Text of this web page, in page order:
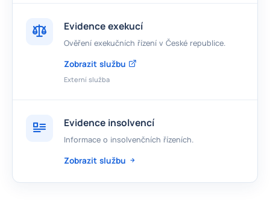
Evidence exekucí
Ověření exekučních řízení v České republice.
Zobrazit službu
Externí služba
Evidence insolvencí
Informace o insolvenčních řízeních.
Zobrazit službu